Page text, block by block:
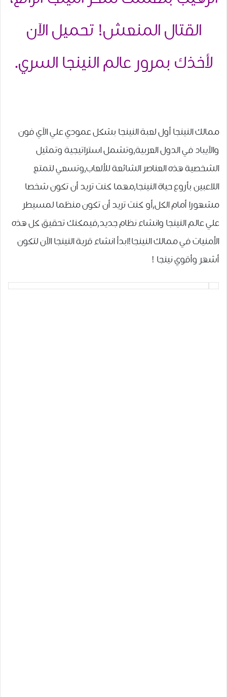
القتال المنعش! تحميل الآن
لأخذك بمرور عالم النينجا السري.
ممالك النينجا أول لعبة النينجا بشكل عمودي علي الآي فون
والآيباد في الدول العربية,وتشمل استراتيجية وتمثيل
الشخصية هذه العناصر الشائعة للألعاب,وتسعي لتمتع
اللاعبين بأروع حياة النينجا,مهما كنت تريد أن تكون شخصا
مشهورا أمام الكل,أو كنت تريد أن تكون منظما لمسيطر
علي عالم النينجا وانشاء نظام جديد,فيمكنك تحقيق كل هذه
الأمنيات في ممالك النينجا!ابدأ انشاء قرية النينجا الآن لتكون
أشهر وأقوي نينجا !